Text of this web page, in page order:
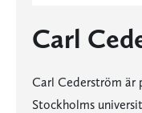
Carl
Carl Cederström är
Stockholms